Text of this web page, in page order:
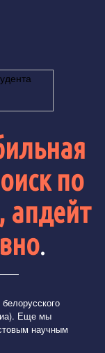
по
апдейт
.
Еще мы
научным